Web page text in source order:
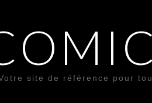
site de référence pour